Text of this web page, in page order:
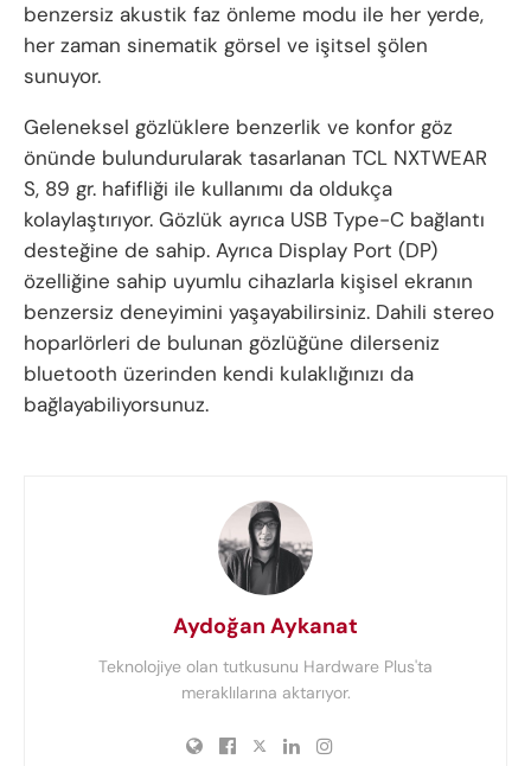
benzersiz akustik faz önleme modu ile her yerde,
her zaman sinematik görsel ve işitsel şölen
sunuyor.
Geleneksel gözlüklere benzerlik ve konfor göz
önünde bulundurularak tasarlanan TCL NXTWEAR
S, 89 gr. hafifliği ile kullanımı da oldukça
kolaylaştırıyor. Gözlük ayrıca USB Type-C bağlantı
desteğine de sahip. Ayrıca Display Port (DP)
özelliğine sahip uyumlu cihazlarla kişisel ekranın
benzersiz deneyimini yaşayabilirsiniz. Dahili stereo
hoparlörleri de bulunan gözlüğüne dilerseniz
bluetooth üzerinden kendi kulaklığınızı da
bağlayabiliyorsunuz.
Aydoğan Aykanat
Teknolojiye olan tutkusunu Hardware Plus'ta
meraklılarına aktarıyor.